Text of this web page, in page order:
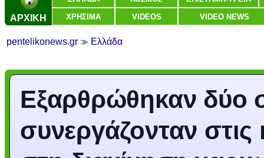
ΑΡΧΙΚΗ ΧΡΗΣΙΜΑ VIDEOS VIDEO NEWS
pentelikonews.gr Ελλάδα
Εξαρθρώθηκαν δύο
συνεργάζονταν